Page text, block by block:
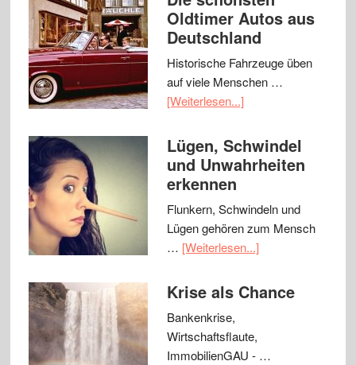
Oldtimer Autos aus
Deutschland
Historische Fahrzeuge üben
auf viele Menschen …
[Weiterlesen...]
Lügen, Schwindel
und Unwahrheiten
erkennen
Flunkern, Schwindeln und
Lügen gehören zum Mensch
… [Weiterlesen...]
Krise als Chance
Bankenkrise,
Wirtschaftsflaute,
ImmobilienGAU - …